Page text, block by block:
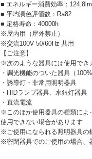
■ エネルギー消費効率：
■ 平均演色評価数：Ra82
■ 定格寿命：40000h
※屋内用（屋外禁止）
※交流100V 50/60Hz 共用
【ご注意】
※次のような器具には使用でき
・調光機能のついた器具（
・誘導灯・非常用照明器具
・HIDランプ器具、水銀灯器具
・直流電流
※このほか使用器具の種類によ
使用できない場合があります
※ご使用になられる照明器具の
※密閉器具でのご使用の場合、